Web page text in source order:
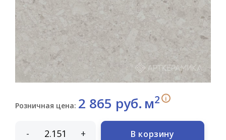
Розничная цена: 2 865 руб. м2 i
- + В корзину